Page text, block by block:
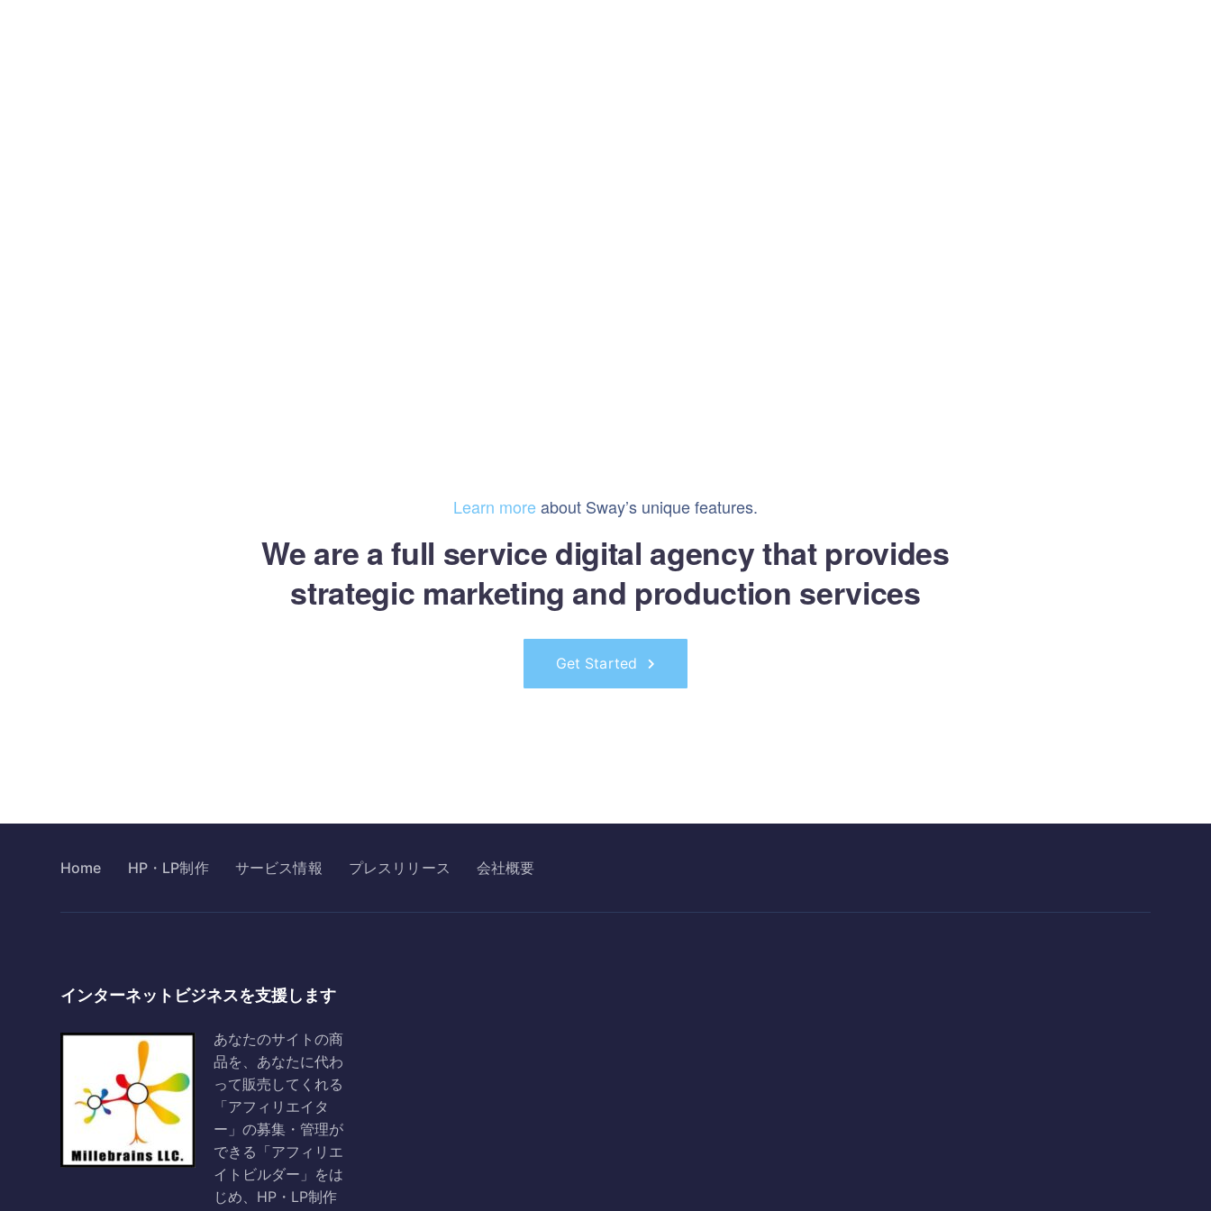
Learn moreabout Sway’s unique features.
We are a full service digital agency that provides
strategic marketing and production services
Get Started
Home HP・LP制作 サービス情報 プレスリリース 会社概要
インターネットビジネスを支援します
あなたのサイトの商
品を、あなたに代わ
って販売してくれる
「アフィリエイタ
ー」の募集・管理が
できる「アフィリエ
イトビルダー」をは
じめ、HP・LP制作